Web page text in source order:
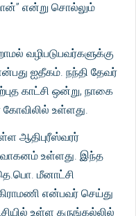
என்று சொல்லும்
வழிபடுபவர்களுக்கு
ஐதீகம். நந்தி தேவர்
காட்சி ஒன்று, நாகை
உள்ளது.
ஆதிபுரீஸ்வரர்
வாகனம் உள்ளது. இந்த
மீனாட்சி
என்பவர் செய்து
உள்ள கருங்கல்லில்